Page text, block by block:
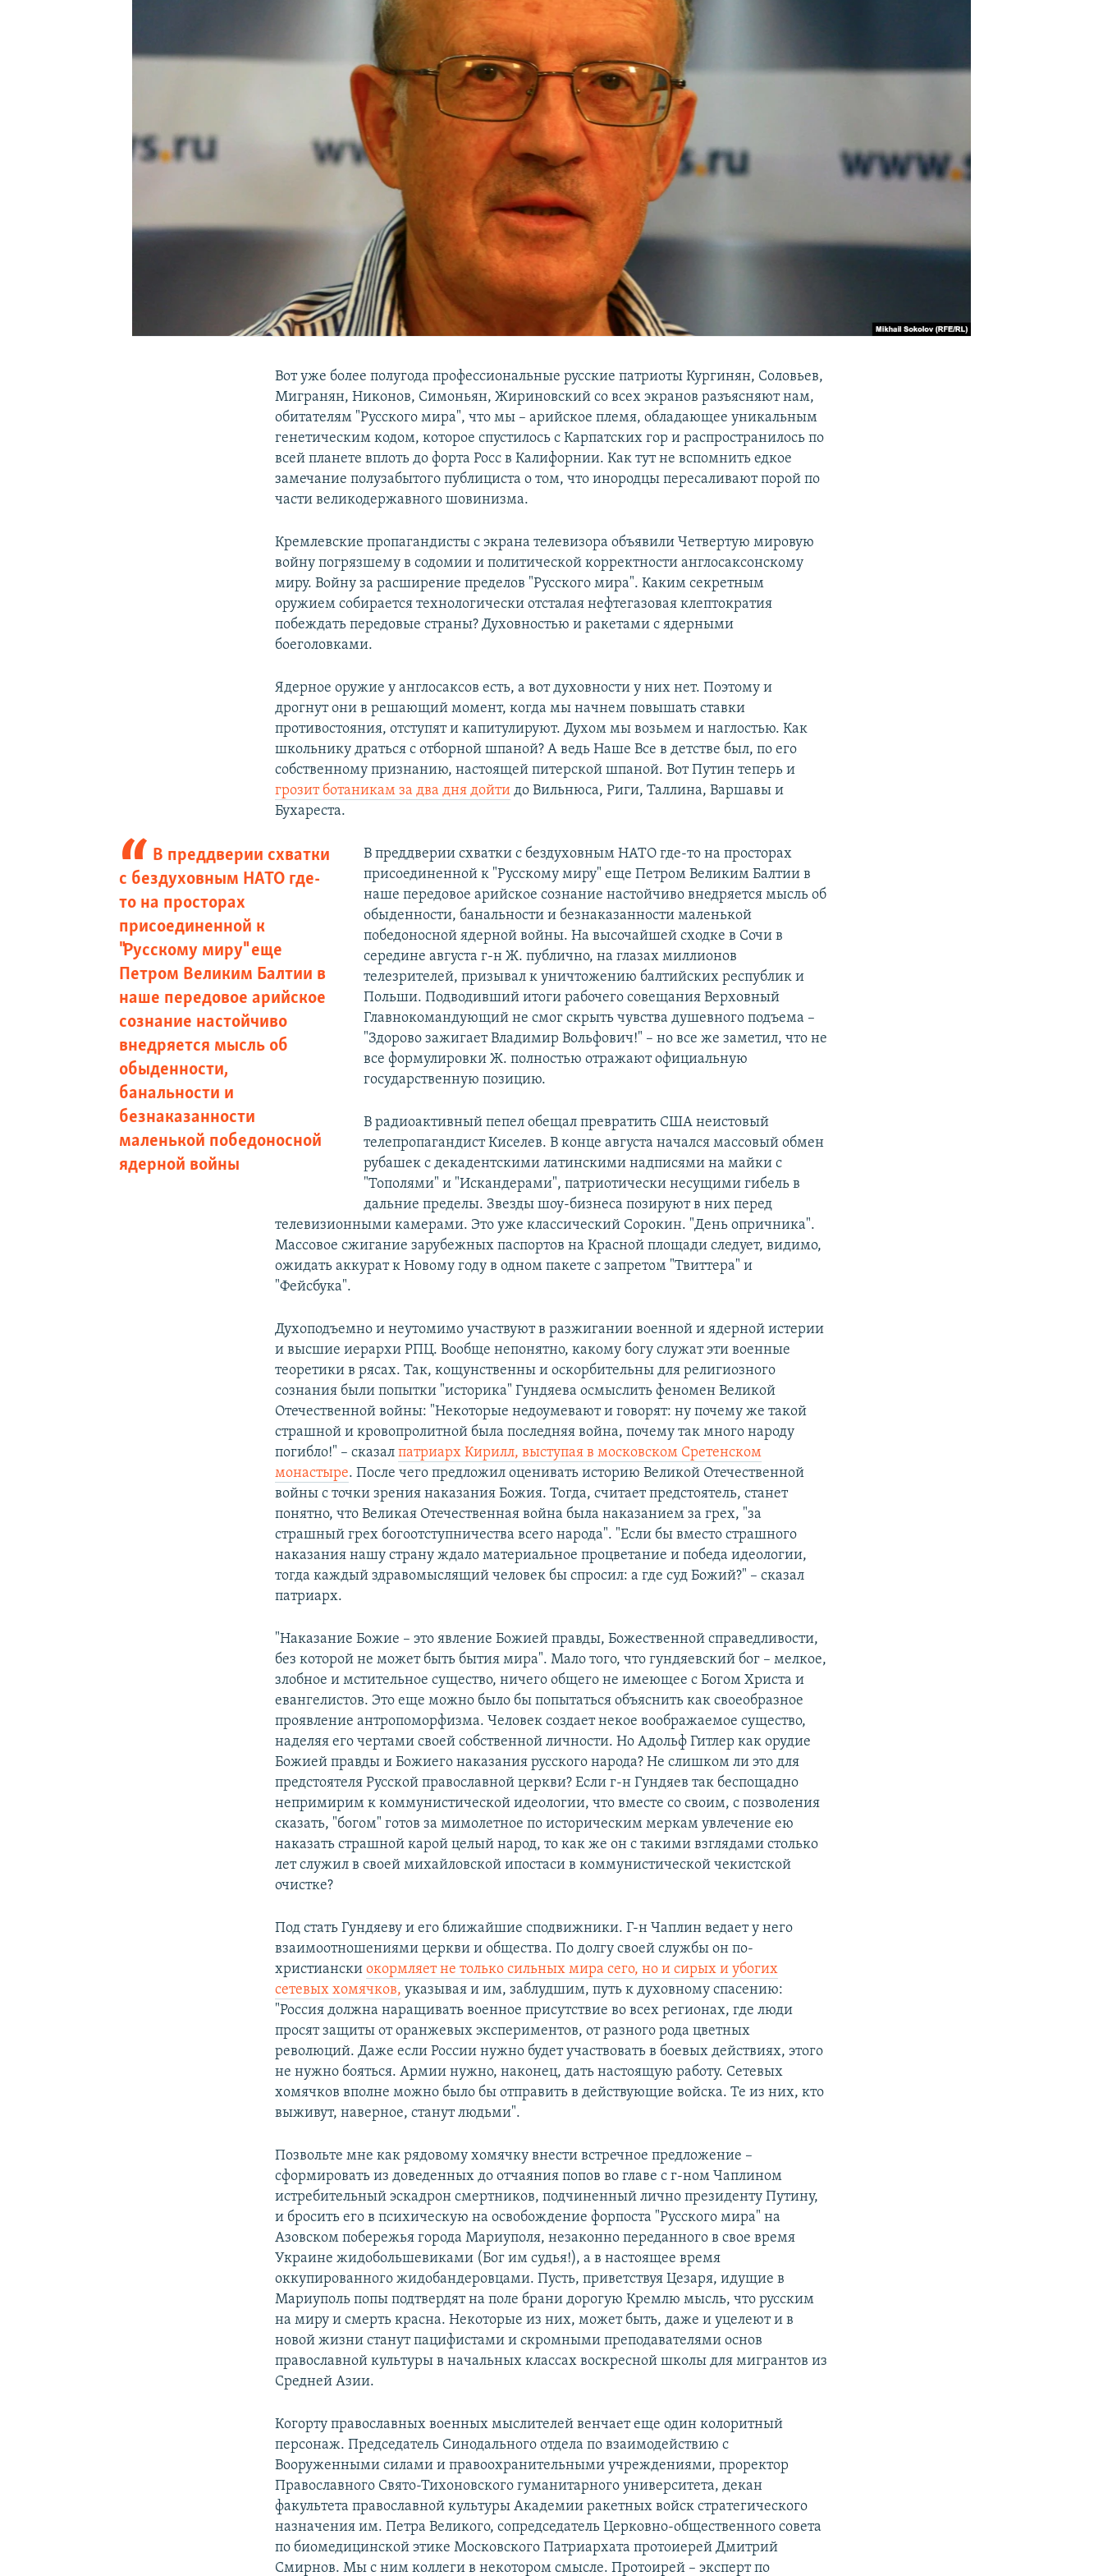
Вот уже более полугода профессиональные русские патриоты Кургинян, Соловьев,
Мигранян, Никонов, Симоньян, Жириновский со всех экранов разъясняют нам,
обитателям "Русского мира", что мы – арийское племя, обладающее уникальным
генетическим кодом, которое спустилось с Карпатских гор и распространилось по
всей планете вплоть до форта Росс в Калифорнии. Как тут не вспомнить едкое
замечание полузабытого публициста о том, что инородцы пересаливают порой по
части великодержавного шовинизма.
Кремлевские пропагандисты с экрана телевизора объявили Четвертую мировую
войну погрязшему в содомии и политической корректности англосаксонскому
миру. Войну за расширение пределов "Русского мира". Каким секретным
оружием собирается технологически отсталая нефтегазовая клептократия
побеждать передовые страны? Духовностью и ракетами с ядерными
боеголовками.
Ядерное оружие у англосаксов есть, а вот духовности у них нет. Поэтому и
дрогнут они в решающий момент, когда мы начнем повышать ставки
противостояния, отступят и капитулируют. Духом мы возьмем и наглостью. Как
школьнику драться с отборной шпаной? А ведь Наше Все в детстве был, по его
собственному признанию, настоящей питерской шпаной. Вот Путин теперь и
грозит ботаникам за два дня дойти до Вильнюса, Риги, Таллина, Варшавы и
Бухареста.
В преддверии схватки
с бездуховным НАТО где-
то на просторах
присоединенной к
"Русскому миру" еще
Петром Великим Балтии в
наше передовое арийское
сознание настойчиво
внедряется мысль об
обыденности,
банальности и
безнаказанности
маленькой победоносной
ядерной войны
В преддверии схватки с бездуховным НАТО где-то на просторах
присоединенной к "Русскому миру" еще Петром Великим Балтии в
наше передовое арийское сознание настойчиво внедряется мысль об
обыденности, банальности и безнаказанности маленькой
победоносной ядерной войны. На высочайшей сходке в Сочи в
середине августа г-н Ж. публично, на глазах миллионов
телезрителей, призывал к уничтожению балтийских республик и
Польши. Подводивший итоги рабочего совещания Верховный
Главнокомандующий не cмог скрыть чувства душевного подъема –
"Здорово зажигает Владимир Вольфович!" – но все же заметил, что не
все формулировки Ж. полностью отражают официальную
государственную позицию.
В радиоактивный пепел обещал превратить США неистовый
телепропагандист Киселев. В конце августа начался массовый обмен
рубашек с декадентскими латинскими надписями на майки с
"Тополями" и "Искандерами", патриотически несущими гибель в
дальние пределы. Звезды шоу-бизнеса позируют в них перед
телевизионными камерами. Это уже классический Сорокин. "День опричника".
Массовое сжигание зарубежных паспортов на Красной площади следует, видимо,
ожидать аккурат к Новому году в одном пакете с запретом "Твиттера" и
"Фейсбука".
Духоподъемно и неутомимо участвуют в разжигании военной и ядерной истерии
и высшие иерархи РПЦ. Вообще непонятно, какому богу служат эти военные
теоретики в рясах. Так, кощунственны и оскорбительны для религиозного
сознания были попытки "историка" Гундяева осмыслить феномен Великой
Отечественной войны: "Некоторые недоумевают и говорят: ну почему же такой
страшной и кровопролитной была последняя война, почему так много народу
погибло!" – сказалпатриарх Кирилл,выступая в московском Сретенском
монастыре. После чего предложил оценивать историю Великой Отечественной
войны с точки зрения наказания Божия. Тогда, считает предстоятель, станет
понятно, что Великая Отечественная война была наказанием за грех, "за
страшный грех богоотступничества всего народа". "Если бы вместо страшного
наказания нашу страну ждало материальное процветание и победа идеологии,
тогда каждый здравомыслящий человек бы спросил: а где суд Божий?" – сказал
патриарх.
"Наказание Божие – это явление Божией правды, Божественной справедливости,
без которой не может быть бытия мира". Мало того, что гундяевский бог – мелкое,
злобное и мстительное существо, ничего общего не имеющее с Богом Христа и
евангелистов. Это еще можно было бы попытаться объяснить как своеобразное
проявление антропоморфизма. Человек создает некое воображаемое существо,
наделяя его чертами своей собственной личности. Но Адольф Гитлер как орудие
Божией правды и Божиего наказания русского народа? Не слишком ли это для
предстоятеля Русской православной церкви? Если г-н Гундяев так беспощадно
непримирим к коммунистической идеологии, что вместе со своим, с позволения
сказать, "богом" готов за мимолетное по историческим меркам увлечение ею
наказать страшной карой целый народ, то как же он с такими взглядами столько
лет служил в своей михайловской ипостаси в коммунистической чекистской
очистке?
Под стать Гундяеву и его ближайшие сподвижники. Г-н Чаплин ведает у него
взаимоотношениями церкви и общества. По долгу своей службы он по-
христианскиокормляет не только сильных мира сего, но и сирых и убогих
сетевых хомячков, указывая и им, заблудшим, путь к духовному спасению:
"Россия должна наращивать военное присутствие во всех регионах, где люди
просят защиты от оранжевых экспериментов, от разного рода цветных
революций. Даже если России нужно будет участвовать в боевых действиях, этого
не нужно бояться. Армии нужно, наконец, дать настоящую работу. Сетевых
хомячков вполне можно было бы отправить в действующие войска. Те из них, кто
выживут, наверное, станут людьми".
Позвольте мне как рядовому хомячку внести встречное предложение –
сформировать из доведенных до отчаяния попов во главе с г-ном Чаплином
истребительный эскадрон смертников, подчиненный лично президенту Путину,
и бросить его в психическую на освобождение форпоста "Русского мира" на
Азовском побережья города Мариуполя, незаконно переданного в свое время
Украине жидобольшевиками (Бог им судья!), а в настоящее время
оккупированного жидобандеровцами. Пусть, приветствуя Цезаря, идущие в
Мариуполь попы подтвердят на поле брани дорогую Кремлю мысль, что русским
на миру и смерть красна. Некоторые из них, может быть, даже и уцелеют и в
новой жизни станут пацифистами и скромными преподавателями основ
православной культуры в начальных классах воскресной школы для мигрантов из
Средней Азии.
Когорту православных военных мыслителей венчает еще один колоритный
персонаж. Председатель Синодального отдела по взаимодействию с
Вооруженными силами и правоохранительными учреждениями, проректор
Православного Свято-Тихоновского гуманитарного университета, декан
факультета православной культуры Академии ракетных войск стратегического
назначения им. Петра Великого, сопредседатель Церковно-общественного совета
по биомедицинской этике Московского Патриархата протоиерей Дмитрий
Смирнов. Мы с ним коллеги в некотором смысле. Протоирей – эксперт по